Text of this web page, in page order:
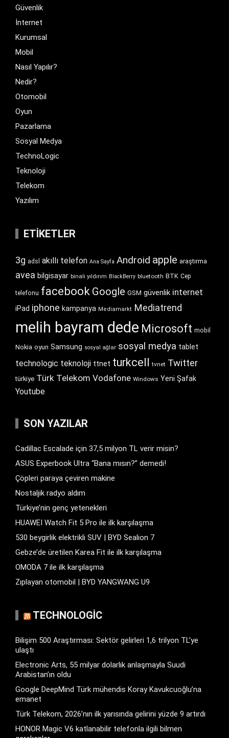
Güvenlik
İnternet
Kurumsal
Mobil
Nasıl Yapılır?
Nedir?
Otomobil
Oyun
Pazarlama
Sosyal Medya
TechnoLogic
Teknoloji
Telekom
Yazılım
ETIKETLER
3g adsl akıllı telefon Ana Sayfa Android apple araştırma
avea bilgisayar binali yıldırım BlackBerry bluetooth BTK Cep
telefonu facebook Google GSM güvenlik internet
iPad iphone kampanya Mediamarkt Mediatrend
melih bayram dede Microsoft mobil
Nokia oyun Samsung sosyal ağlar sosyal medya tablet
technologic teknoloji ttnet turkcell tvnet Twitter
türkiye Türk Telekom Vodafone Windows Yeni Şafak
Youtube
SON YAZILAR
Cadillac Escalade için 37,5 milyon TL verir misin?
ASUS Experbook Ultra “Bana mısın?” demedi!
Çöpleri paraya çeviren makine
Nostaljik radyo aldım
Türkiye’nin genç yetenekleri
HUAWEI Watch Fit 5 Pro ile ilk karşılaşma
530 beygirlik elektrikli SUV | BYD Sealion 7
Gebze’de üretilen Karea Fit ile ilk karşılaşma
OMODA 7 ile ilk karşılaşma
Zıplayan otomobil | BYD YANGWANG U9
TECHNOLOGIC
Bilişim 500 Araştırması: Sektör gelirleri 1,6 trilyon TL’ye
ulaştı
Electronic Arts, 55 milyar dolarlık anlaşmayla Suudi
Arabistan’ın oldu
Google DeepMind Türk mühendis Koray Kavukcuoğlu’na
emanet
Türk Telekom, 2026’nın ilk yarısında gelirini yüzde 9 artırdı
HONOR Magic V6 katlanabilir telefonla ilgili bilmen